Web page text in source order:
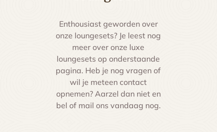
Enthousiast geworden over
onze loungesets? Je leest nog
meer over onze luxe
loungesets op onderstaande
pagina. Heb je nog vragen of
wil je meteen contact
opnemen? Aarzel dan niet en
bel of mail ons vandaag nog.